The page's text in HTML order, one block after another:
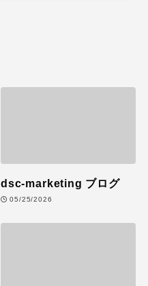
dsc-marketing ブログ
05/25/2026